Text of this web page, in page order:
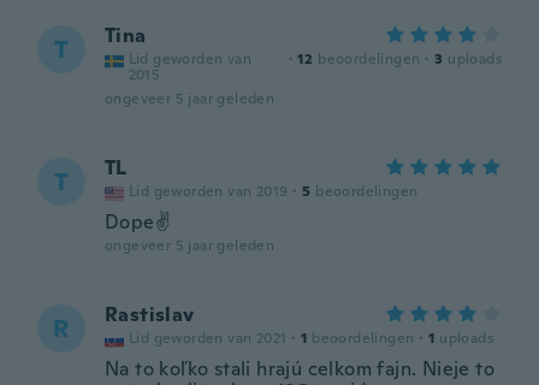
T Tina
Lid geworden van
2015
· 12 beoordelingen · 3 uploads
ongeveer 5 jaar geleden
T TL
Lid geworden van 2019 · 5 beoordelingen
Dope✌
ongeveer 5 jaar geleden
R Rastislav
Lid geworden van 2021 · 1 beoordelingen · 1 uploads
Na to koľko stali hrajú celkom fajn. Nieje to